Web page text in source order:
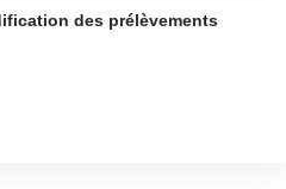
des prélèvements